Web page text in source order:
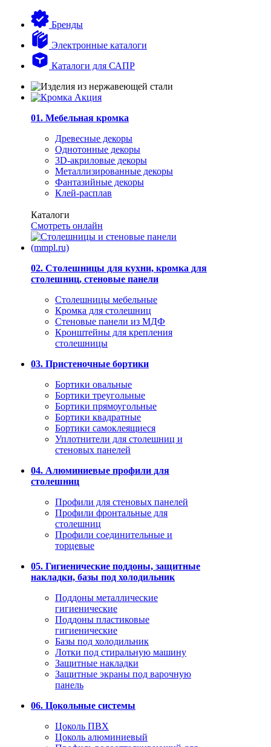
Бренды
Электронные каталоги
Каталоги для САПР
01. Мебельная кромка
Древесные декоры
Однотонные декоры
3D-акриловые декоры
Металлизированные декоры
Фантазийные декоры
Клей-расплав
Каталоги
Смотреть онлайн
02. Столешницы для кухни, кромка для
столешниц, стеновые панели
Столешницы мебельные
Кромка для столешниц
Стеновые панели из МДФ
Кронштейны для крепления
столешницы
03. Пристеночные бортики
Бортики овальные
Бортики треугольные
Бортики прямоугольные
Бортики квадратные
Бортики самоклеящиеся
Уплотнители для столешниц и
стеновых панелей
04. Алюминиевые профили для
столешниц
Профили для стеновых панелей
Профили фронтальные для
столешниц
Профили соединительные и
торцевые
05. Гигиенические поддоны, защитные
накладки, базы под холодильник
Поддоны металлические
гигиенические
Поддоны пластиковые
гигиенические
Базы под холодильник
Лотки под стиральную машину
Защитные накладки
Защитные экраны под варочную
панель
06. Цокольные системы
Цоколь ПВХ
Цоколь алюминиевый